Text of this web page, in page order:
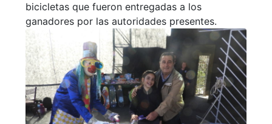
bicicletas que fueron entregadas a los
ganadores por las autoridades presentes.